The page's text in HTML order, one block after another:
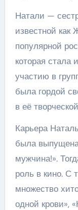
Натали —
известной
популярной
которая стала
участию в
была гордой
в её
Карьера
была
мужчина!».
роль в кино. С
множество
одной крови»,